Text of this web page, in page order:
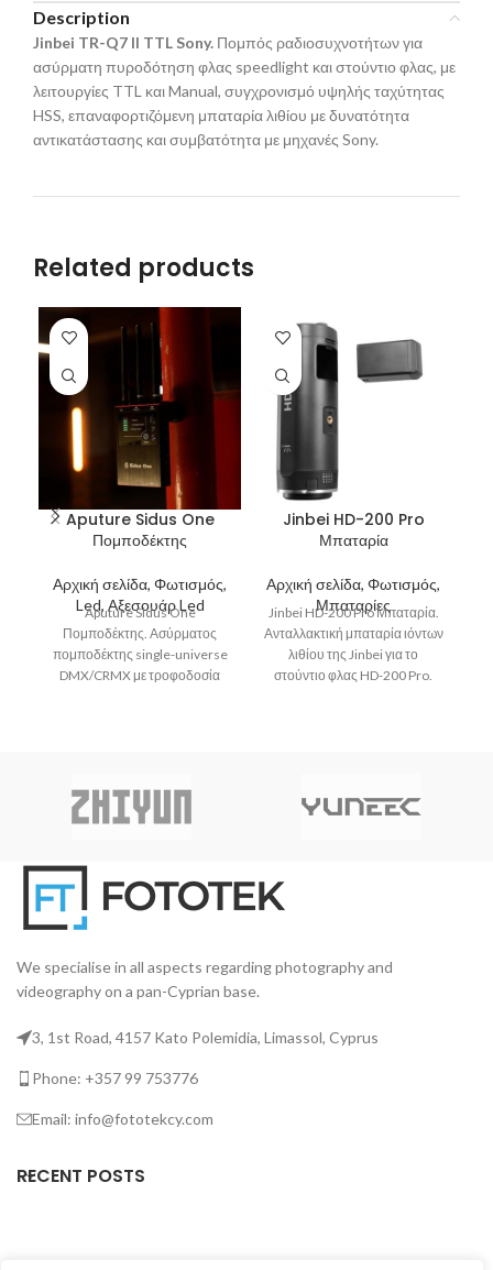
Description
Jinbei TR-Q7 II TTL Sony. Πομπός ραδιοσυχνοτήτων για
ασύρματη πυροδότηση φλας speedlight και στούντιο φλας, με
λειτουργίες TTL και Manual, συγχρονισμό υψηλής ταχύτητας
HSS, επαναφορτιζόμενη μπαταρία λιθίου με δυνατότητα
αντικατάστασης και συμβατότητα με μηχανές Sony.
Related products
Aputure Sidus One
Πομποδέκτης
Αρχική σελίδα, Φωτισμός,
Led, Αξεσουάρ Led
Aputure Sidus One
Πομποδέκτης. Ασύρματος
πομποδέκτης single-universe
DMX/CRMX με τροφοδοσία
Jinbei HD-200 Pro
Μπαταρία
Αρχική σελίδα, Φωτισμός,
Μπαταρίες
Jinbei HD-200 Pro Μπαταρία.
Ανταλλακτική μπαταρία ιόντων
λιθίου της Jinbei για το
στούντιο φλας HD-200 Pro.
We specialise in all aspects regarding photography and
videography on a pan-Cyprian base.
3, 1st Road, 4157 Kato Polemidia, Limassol, Cyprus
Phone: +357 99 753776
Email: info@fototekcy.com
RECENT POSTS